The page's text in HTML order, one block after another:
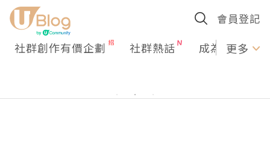
會員登記
社群創作有價企劃 社群熱話 成為U更多